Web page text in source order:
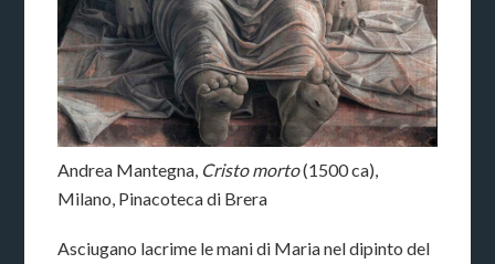
Andrea Mantegna, Cristo morto(1500 ca),
Milano, Pinacoteca di Brera
Asciugano lacrime le mani di Maria nel dipinto del